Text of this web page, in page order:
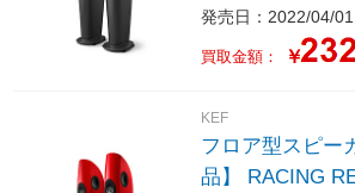
文のみ受付)］
発売日：2022/04/01
買取金額： ￥
KEF
フロア型スピー
品】 RACING RED / GREY BLAD